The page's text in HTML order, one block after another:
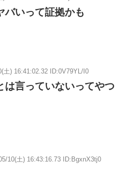
バいって証拠かも
土) 16:41:02.32 ID:0V79YL/I0
は言っていないってやつ
10(土) 16:43:16.73 ID:BgxnX3tj0